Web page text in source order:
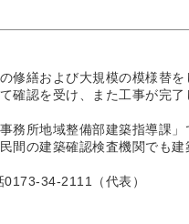
修繕および大規模の模様替
確認を受け、また工事が完
務所地域整備部建築指導課
間の建築確認検査機関でも
34-2111（代表）